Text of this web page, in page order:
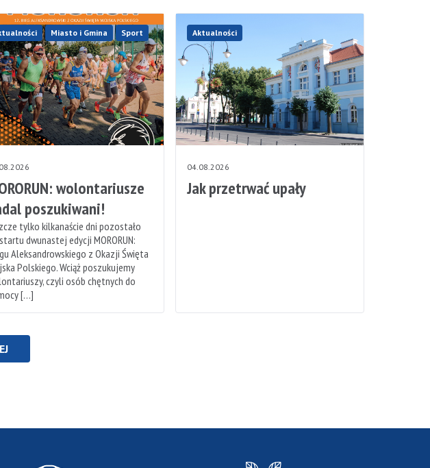
Miasto i Gmina Sport
wolontariusze
poszukiwani!
tylko kilkanaście dni pozostało
dwunastej edycji MORORUN:
Aleksandrowskiego z Okazji Święta
Polskiego. Wciąż poszukujemy
czyli osób chętnych do
[…]
Aktualności
04.08.2026
Jak przetrwać upały